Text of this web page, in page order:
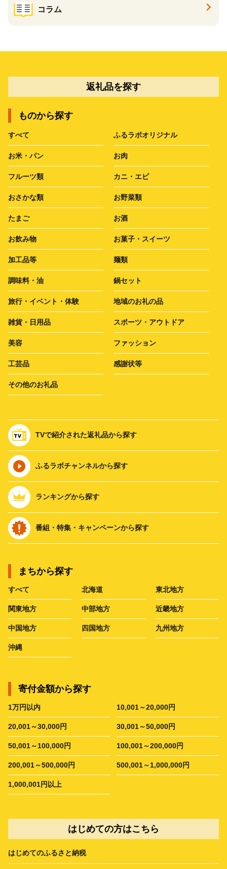
コラム
返礼品を探す
ものから探す
すべて ふるラボオリジナル
お米・パン お肉
フルーツ類 カニ・エビ
おさかな類 お野菜類
たまご お酒
お飲み物 お菓子・スイーツ
加工品等 麺類
調味料・油 鍋セット
旅行・イベント・体験 地域のお礼の品
雑貨・日用品 スポーツ・アウトドア
美容 ファッション
工芸品 感謝状等
その他のお礼品
TVで紹介された返礼品から探す
ふるラボチャンネルから探す
ランキングから探す
番組・特集・キャンペーンから探す
まちから探す
すべて 北海道 東北地方
関東地方 中部地方 近畿地方
中国地方 四国地方 九州地方
沖縄
寄付金額から探す
1万円以内 10,001～20,000円
20,001～30,000円 30,001～50,000円
50,001～100,000円 100,001～200,000円
200,001～500,000円 500,001～1,000,000円
1,000,001円以上
はじめての方はこちら
はじめてのふるさと納税